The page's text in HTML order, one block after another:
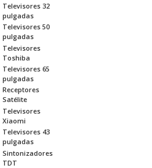
Televisores 32
pulgadas
Televisores 50
pulgadas
Televisores
Toshiba
Televisores 65
pulgadas
Receptores
Satélite
Televisores
Xiaomi
Televisores 43
pulgadas
Sintonizadores
TDT